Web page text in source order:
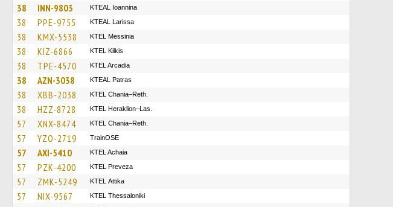
38 INN-9803 KTEAL Ioannina
38 PPE-9755 KTEAL Larissa
38 KMX-5538 KTEL Messinia
38 KIZ-6866 KTEL Kilkis
38 TPE-4570 KTEL Arcadia
38 AZN-3038 KTEAL Patras
38 XBB-2038 KTEL Chania–Reth.
38 HZZ-8728 KTEL Heraklion–Las.
57 XNX-8474 KTEL Chania–Reth.
57 YZO-2719 TrainΟSE
57 AXI-5410 KTEL Achaia
57 PZK-4200 KTEL Preveza
57 ZMK-5249 KΤΕL Αttika
57 NIX-9567 KTEL Thessaloniki